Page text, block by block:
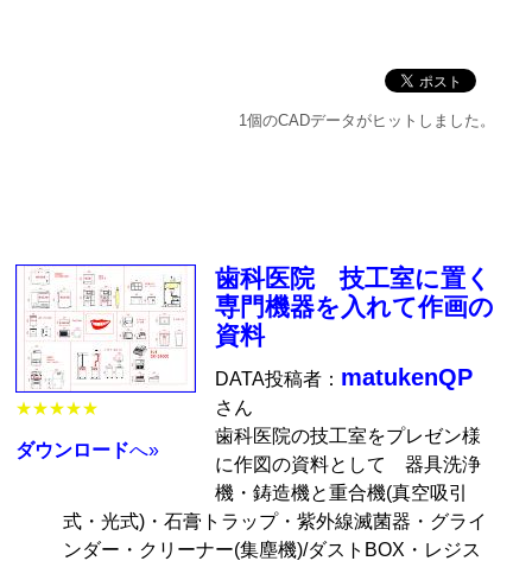
1個のCADデータがヒットしました。
★★★★★
ダウンロードへ»
歯科医院 技工室に置く
専門機器を入れて作画の
資料
DATA投稿者： matukenQP
さん
歯科医院の技工室をプレゼン様
に作図の資料として 器具洗浄
機・鋳造機と重合機(真空吸引
式・光式)・石膏トラップ・紫外線滅菌器・グライ
ンダー・クリーナー(集塵機)/ダストBOX・レジス